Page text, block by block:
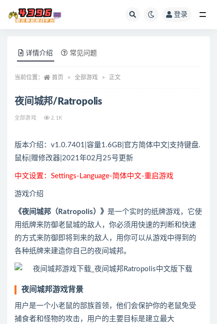
登录
详情介绍 常见问题
当前位置： 首页 全部游戏 正文
夜间城邦/Ratropolis
全部游戏 2.1K
版本介绍：v1.0.7401|容量1.6GB|官方简体中文|支持键盘.
鼠标|赠修改器|2021年02月25号更新
中文设置：Settings-Language-简体中文-重启游戏
游戏介绍
《夜间城邦（Ratropolis）》 是一个实时的纸牌游戏，它使
用纸牌来防御老鼠城的敌人，你必须用快速的判断和快速
的方式来防御即将到来的敌人，用你可以从游戏中得到的
各种纸牌来建造你自己的夜间城邦。
夜间城邦游戏背景
用户是一个小老鼠的部族首领，他们会保护你的老鼠免受
捕食者和怪物的攻击，用户的主要目标是建立最大